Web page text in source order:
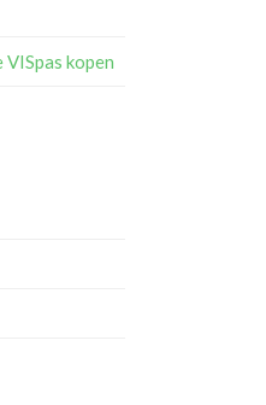
kopen